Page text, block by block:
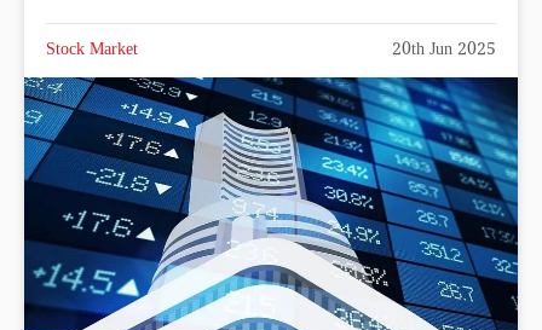
Stock Market 20th Jun 2025